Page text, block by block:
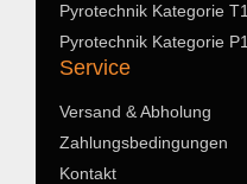
Pyrotechnik Kategorie T1
Pyrotechnik Kategorie P1
Service
Versand & Abholung
Zahlungsbedingungen
Kontakt